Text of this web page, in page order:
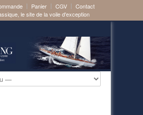
Panier CGV
Contact
le site de la voile d'exception